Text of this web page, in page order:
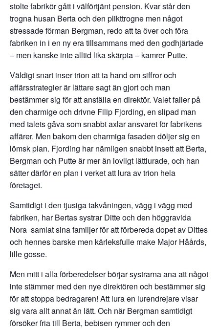
stolte fabrikör gått i välförtjänt pension. Kvar står den
trogna husan Berta och den plikttrogne men något
stressade förman Bergman, redo att ta över och föra
fabriken in i en ny era tillsammans med den godhjärtade
– men kanske inte alltid lika skärpta – kamrer Putte.
Väldigt snart inser trion att ta hand om siffror och
affärsstrategier är lättare sagt än gjort och man
bestämmer sig för att anställa en direktör. Valet faller på
den charmige och drivne Filip Fjording, en slipad man
med talets gåva som snabbt axlar ansvaret för fabrikens
affärer. Men bakom den charmiga fasaden döljer sig en
lömsk plan. Fjording har nämligen snabbt insett att Berta,
Bergman och Putte är mer än lovligt lättlurade, och han
sätter därför en plan i verket att lura av trion hela
företaget.
Samtidigt i den tjusiga takvåningen, vägg i vägg med
fabriken, har Bertas systrar Ditte och den höggravida
Nora samlat sina familjer för att förbereda dopet av Dittes
och hennes barske men kärleksfulle make Major Håårds,
lille gosse.
Men mitt i alla förberedelser börjar systrarna ana att något
inte stämmer med den nye direktören och bestämmer sig
för att stoppa bedragaren! Att lura en lurendrejare visar
sig vara allt annat än lätt. Och när Bergman samtidigt
försöker fria till Berta, bebisen rymmer och den